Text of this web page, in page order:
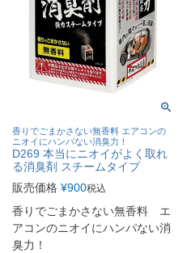
香りでごまかさない無香料 エアコンの
ニオイにハンパない消臭力！
D269 本当にニオイがよく取れ
る消臭剤 スチームタイプ
販売価格 ¥900税込
香りでごまかさない無香料 エ
アコンのニオイにハンパない消
臭力！